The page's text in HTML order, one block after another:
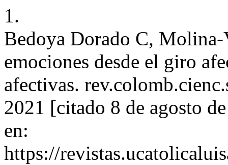
1.
Bedoya Dorado C,
emociones desde el giro
afectivas.
2021 [citado 8 de agosto
en:
https://